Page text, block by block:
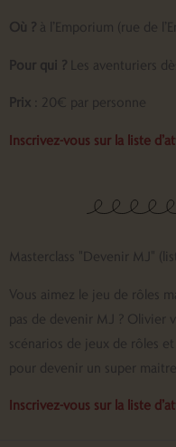
Où ? à l’Emporium (rue de
Pour qui ? Les aventuriers
Prix : 20€ par personne
Inscrivez-vous sur la liste
Masterclass "Devenir MJ"
Vous aimez le jeu de rôles
pas de devenir MJ ? Olivier
scénarios de jeux de rôles
pour devenir un super maitre
Inscrivez-vous sur la liste